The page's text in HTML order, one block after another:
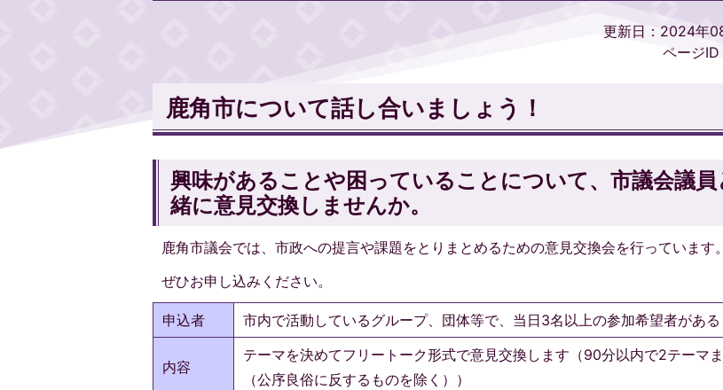
更新日：2024年
ページID
鹿角市について話し合いましょう！
興味があることや困っていることについて、市議会議員
緒に意見交換しませんか。
鹿角市議会では、市政への提言や課題をとりまとめるための意見交換会を行っています。
ぜひお申し込みください。
申込者 市内で活動しているグループ、団体等で、当日3名以上の参加希望者があ
内容
テーマを決めてフリートーク形式で意見交換します（90分以内で2テーマ
（公序良俗に反するものを除く））